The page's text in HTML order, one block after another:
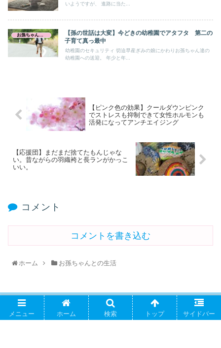
いようですが、 進路に当た...
お孫ちゃんとの生活
【孫の世話は大変】今どきの幼稚園でアタフタ 第二の
子育て真っ最中
幼稚園のセキュリティ 切迫早産ぎみの娘にかわりお孫ちゃん達の
幼稚園への送迎。 年少と年...
【ピンク色の効果】クールダウンピンク
でストレスも抑制できて女性ホルモンも
活発になってアンチエイジング
【応援団】まだまだ捨てたもんじゃな
い。昔ながらの羽織袴と長ランがかっこ
いい。
コメント
コメントを書き込む
ホーム お孫ちゃんとの生活
PAGE TOP
メニュー ホーム 検索 トップ サイドバー